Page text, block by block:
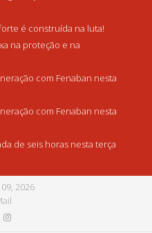
é construída na luta!
na proteção e na
com Fenaban nesta
com Fenaban nesta
de seis horas nesta terça
2026